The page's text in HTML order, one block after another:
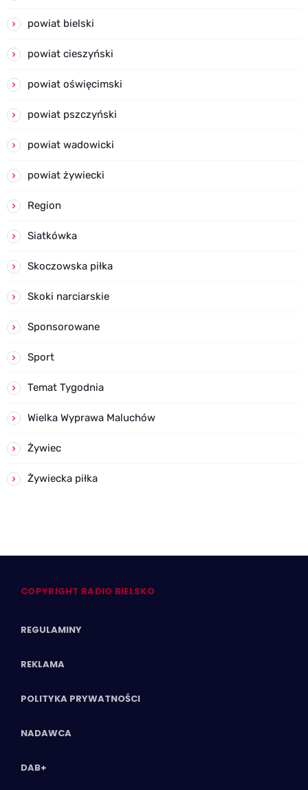
powiat bielski
powiat cieszyński
powiat oświęcimski
powiat pszczyński
powiat wadowicki
powiat żywiecki
Region
Siatkówka
Skoczowska piłka
Skoki narciarskie
Sponsorowane
Sport
Temat Tygodnia
Wielka Wyprawa Maluchów
Żywiec
Żywiecka piłka
COPYRIGHT RADIO BIELSKO
REGULAMINY
REKLAMA
POLITYKA PRYWATNOŚCI
NADAWCA
DAB+